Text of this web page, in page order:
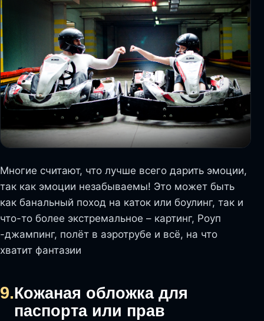
Многие считают, что лучше всего дарить эмоции,
так как эмоции незабываемы! Это может быть
как банальный поход на каток или боулинг, так и
что-то более экстремальное – картинг, Роуп
-джампинг, полёт в аэротрубе и всё, на что
хватит фантазии
9.Кожаная обложка для
паспорта или прав